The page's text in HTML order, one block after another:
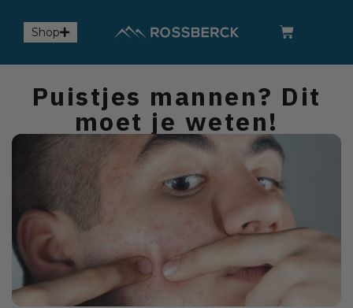
Shop
Puistjes mannen? Dit
moet je weten!